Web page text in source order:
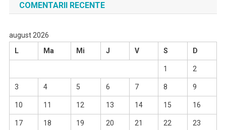
COMENTARII RECENTE
august 2026
L
Ma Mi J V S D
1 2
3 4 5 6 7 8 9
10 11 12 13 14 15 16
17 18 19 20 21 22 23